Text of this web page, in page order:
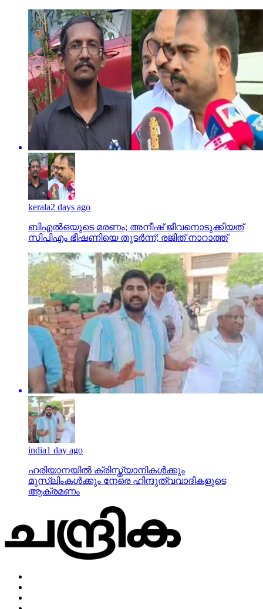
kerala2 days ago
ബിഎല്‍ഒയുടെ മരണം; അനീഷ് ജീവനൊടുക്കിയത്
സിപിഎം ഭീഷണിയെ തുടര്‍ന്ന്; രജിത് നാറാത്ത്
india1 day ago
ഹരിയാനയില്‍ ക്രിസ്ത്യാനികള്‍ക്കും
മുസ്‌ലിംകള്‍ക്കും നേരെ ഹിന്ദുത്വവാദികളുടെ
ആക്രമണം